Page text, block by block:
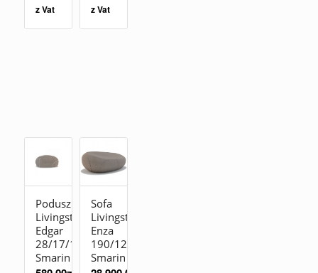
z Vat z Vat
Poduszka
Livingstones
Edgar
28/17/15
Smarin
Sofa
Livingstones
Enza
190/127/70
Smarin